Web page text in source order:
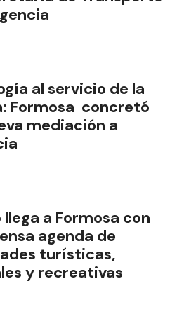
al servicio de la
Formosa concretó
mediación a
a Formosa con
agenda de
turísticas,
y recreativas